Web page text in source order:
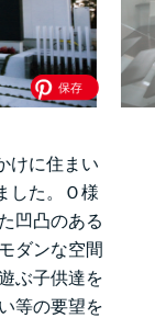
けに住まい
した。Ｏ様
凹凸のある
ダンな空間
ぶ子供達を
等の要望を